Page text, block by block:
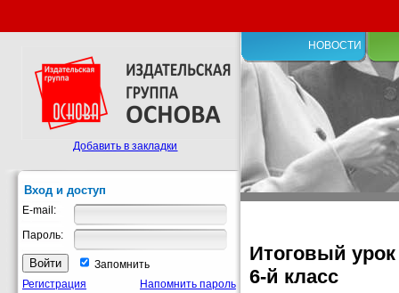
НОВОСТИ
Итоговый
6-й класс
Добавить в закладки
Вход и доступ
E-mail:
Пароль:
Запомнить
Регистрация
Напомнить пароль